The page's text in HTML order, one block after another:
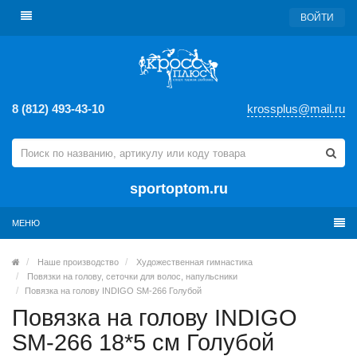
ВОЙТИ
8 (812) 493-43-10 krossplus@mail.ru
sportoptom.ru
МЕНЮ
Наше производство
Художественная гимнастика
Повязки на голову, сеточки для волос, напульсники
Повязка на голову INDIGO SM-266 Голубой
Повязка на голову INDIGO
SM-266 18*5 см Голубой